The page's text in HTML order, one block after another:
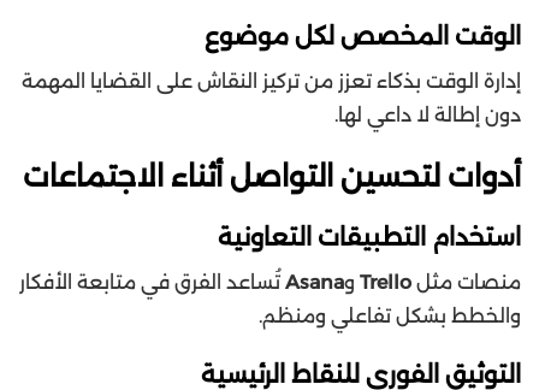
الوقت المخصص لكل موضوع
إدارة الوقت بذكاء تعزز من تركيز النقاش على القضايا المهمة
دون إطالة لا داعي لها.
أدوات لتحسين التواصل أثناء الاجتماعات
استخدام التطبيقات التعاونية
منصات مثل TrelloوAsanaتُساعد الفرق في متابعة الأفكار
والخطط بشكل تفاعلي ومنظم.
التوثيق الفوري للنقاط الرئيسية